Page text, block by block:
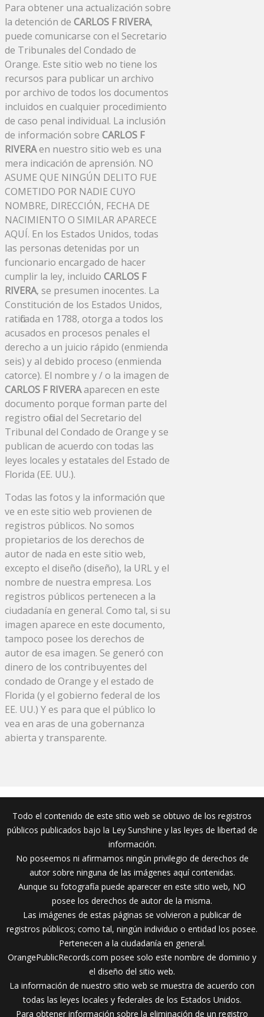
Para obtener una actualización sobre
la detención de CARLOS F RIVERA,
puede comunicarse con el Secretario
de Tribunales del Condado de
Orange. Este sitio web no tiene los
recursos para publicar un archivo
por archivo de todos los documentos
incluidos en cualquier procedimiento
de caso penal individual. La inclusión
de información sobre CARLOS F
RIVERAen nuestro sitio web es una
mera indicación de aprensión. NO
ASUME QUE NINGÚN DELITO FUE
COMETIDO POR NADIE CUYO
NOMBRE, DIRECCIÓN, FECHA DE
NACIMIENTO O SIMILAR APARECE
AQUÍ. En los Estados Unidos, todas
las personas detenidas por un
funcionario encargado de hacer
cumplir la ley, incluido CARLOS F
RIVERA, se presumen inocentes. La
Constitución de los Estados Unidos,
ratificada en 1788, otorga a todos los
acusados ​​en procesos penales el
derecho a un juicio rápido (enmienda
seis) y al debido proceso (enmienda
catorce). El nombre y / o la imagen de
CARLOS F RIVERAaparecen en este
documento porque forman parte del
registro oficial del Secretario del
Tribunal del Condado de Orange y se
publican de acuerdo con todas las
leyes locales y estatales del Estado de
Florida (EE. UU.).
Todas las fotos y la información que
ve en este sitio web provienen de
registros públicos. No somos
propietarios de los derechos de
autor de nada en este sitio web,
excepto el diseño (diseño), la URL y el
nombre de nuestra empresa. Los
registros públicos pertenecen a la
ciudadanía en general. Como tal, si su
imagen aparece en este documento,
tampoco posee los derechos de
autor de esa imagen. Se generó con
dinero de los contribuyentes del
condado de Orange y el estado de
Florida (y el gobierno federal de los
EE. UU.) Y es para que el público lo
vea en aras de una gobernanza
abierta y transparente.
Todo el contenido de este sitio web se obtuvo de los registros
públicos publicados bajo la Ley Sunshine y las leyes de libertad de
información.
No poseemos ni afirmamos ningún privilegio de derechos de
autor sobre ninguna de las imágenes aquí contenidas.
Aunque su fotografía puede aparecer en este sitio web, NO
posee los derechos de autor de la misma.
Las imágenes de estas páginas se volvieron a publicar de
registros públicos; como tal, ningún individuo o entidad los posee.
Pertenecen a la ciudadanía en general.
OrangePublicRecords.com posee solo este nombre de dominio y
el diseño del sitio web.
La información de nuestro sitio web se muestra de acuerdo con
todas las leyes locales y federales de los Estados Unidos.
Para obtener información sobre la eliminación de un registro